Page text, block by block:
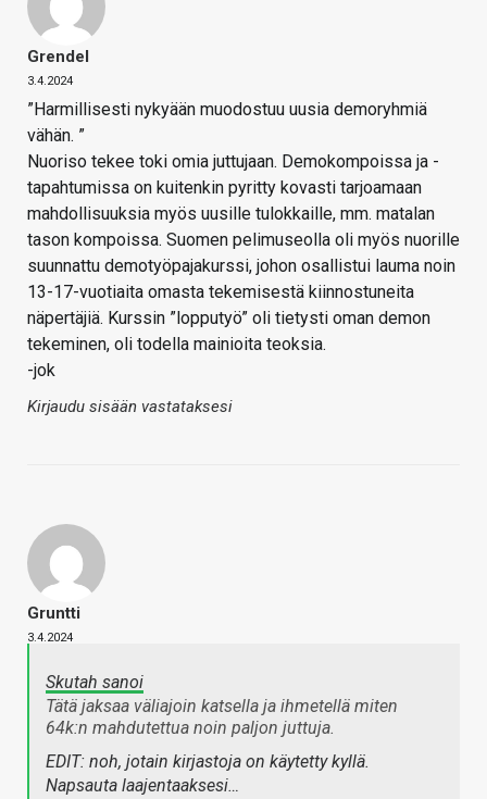
Grendel
3.4.2024
”Harmillisesti nykyään muodostuu uusia demoryhmiä
vähän. ”
Nuoriso tekee toki omia juttujaan. Demokompoissa ja -
tapahtumissa on kuitenkin pyritty kovasti tarjoamaan
mahdollisuuksia myös uusille tulokkaille, mm. matalan
tason kompoissa. Suomen pelimuseolla oli myös nuorille
suunnattu demotyöpajakurssi, johon osallistui lauma noin
13-17-vuotiaita omasta tekemisestä kiinnostuneita
näpertäjiä. Kurssin ”lopputyö” oli tietysti oman demon
tekeminen, oli todella mainioita teoksia.
-jok
Kirjaudu sisään vastataksesi
Gruntti
3.4.2024
Skutah sanoi
Tätä jaksaa väliajoin katsella ja ihmetellä miten
64k:n mahdutettua noin paljon juttuja.
EDIT: noh, jotain kirjastoja on käytetty kyllä.
Napsauta laajentaaksesi…